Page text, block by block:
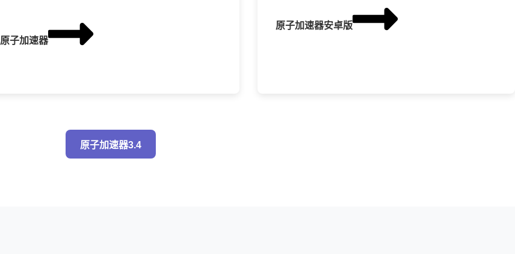
原子加速器
原子加速器安卓版
原子加速器3.4